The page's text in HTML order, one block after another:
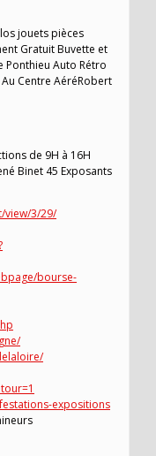
jouets pièces
Gratuit Buvette et
Ponthieu Auto Rétro
Centre AéréRobert
de 9H à 16H
Binet 45 Exposants
view/3/29/
bourse-
expositions